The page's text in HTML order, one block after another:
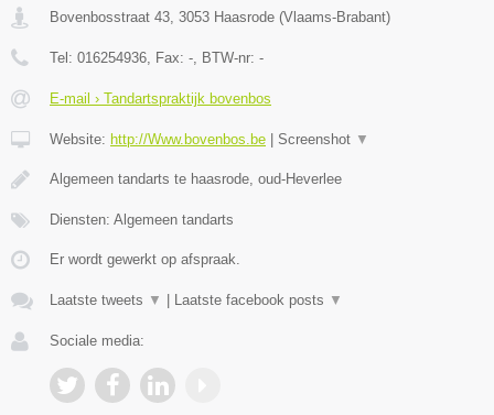
Bovenbosstraat 43 3053 Haasrode (Vlaams-Brabant)
Tel: 016254936 , Fax: - , BTW-nr: -
E-mail › Tandartspraktijk bovenbos
Website: http://Www.bovenbos.be | Screenshot ▼
Algemeen tandarts te haasrode, oud-Heverlee
Diensten: Algemeen tandarts
Er wordt gewerkt op afspraak.
Laatste tweets ▼ | Laatste facebook posts ▼
Sociale media: